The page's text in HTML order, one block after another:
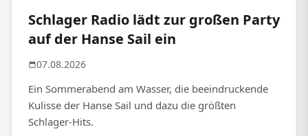
Schlager Radio lädt zur großen Party
auf der Hanse Sail ein
07.08.2026
Ein Sommerabend am Wasser, die beeindruckende
Kulisse der Hanse Sail und dazu die größten
Schlager-Hits.